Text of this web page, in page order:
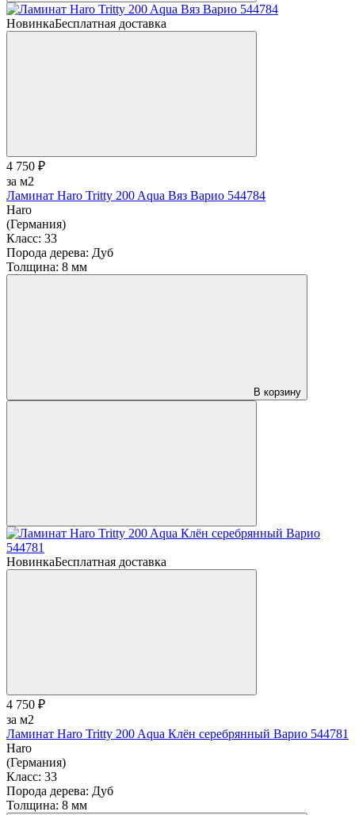
НовинкаБесплатная доставка
4 750 ₽
за м2
Ламинат Haro Tritty 200 Aqua Вяз Варио 544784
Haro
(Германия)
Класс: 33
Порода дерева: Дуб
Толщина: 8 мм
В корзину
НовинкаБесплатная доставка
4 750 ₽
за м2
Ламинат Haro Tritty 200 Aqua Клён серебрянный Варио 544781
Haro
(Германия)
Класс: 33
Порода дерева: Дуб
Толщина: 8 мм